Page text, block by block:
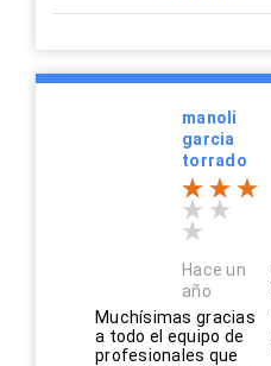
manoli
garcia
torrado
Hace un
año
Muchísimas gracias
a todo el equipo de
profesionales que